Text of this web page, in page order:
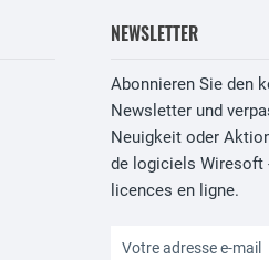
NEWSLETTER
Abonnieren Sie den
Newsletter und
Neuigkeit oder
de logiciels Wiresoft
licences en ligne.